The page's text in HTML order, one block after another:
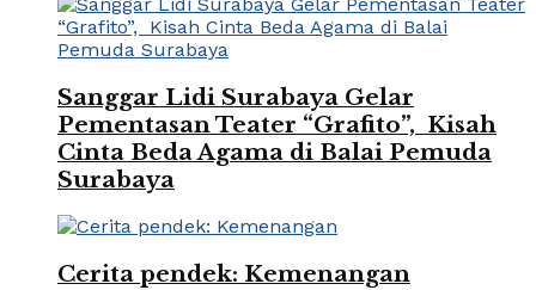
Sanggar Lidi Surabaya Gelar
Pementasan Teater “Grafito”, Kisah
Cinta Beda Agama di Balai Pemuda
Surabaya
Cerita pendek: Kemenangan